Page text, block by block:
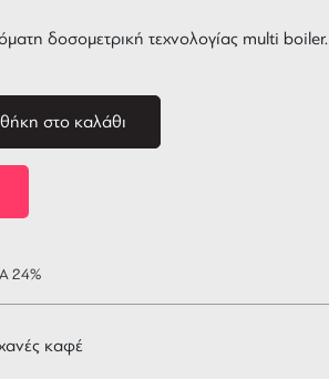
δοσομετρική τεχνολογίας multi boiler.
στο καλάθι
24%
καφέ